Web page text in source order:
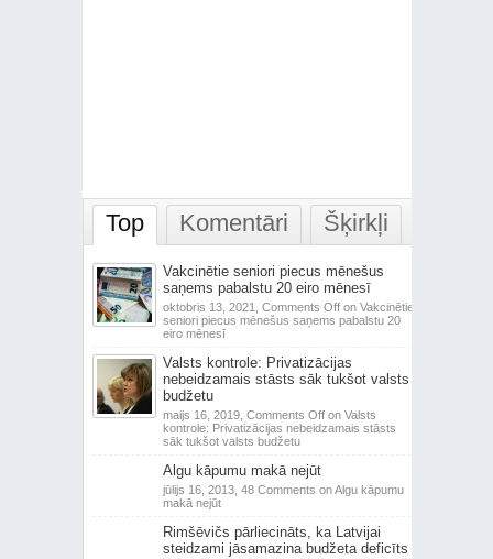
Top Komentāri Šķirkļi
Vakcinētie seniori piecus mēnešus
saņems pabalstu 20 eiro mēnesī
oktobris 13, 2021, Comments Offon Vakcinētie
seniori piecus mēnešus saņems pabalstu 20
eiro mēnesī
Valsts kontrole: Privatizācijas
nebeidzamais stāsts sāk tukšot valsts
budžetu
maijs 16, 2019, Comments Offon Valsts
kontrole: Privatizācijas nebeidzamais stāsts
sāk tukšot valsts budžetu
Algu kāpumu makā nejūt
jūlijs 16, 2013, 48 Comments on Algu kāpumu
makā nejūt
Rimšēvičs pārliecināts, ka Latvijai
steidzami jāsamazina budžeta deficīts